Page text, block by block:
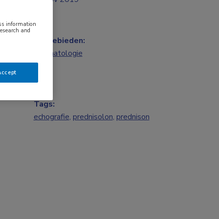
Vakgebieden:
Reumatologie
Tags:
echografie, prednisolon, prednison
information
and